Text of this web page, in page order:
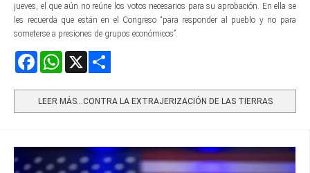
jueves, el que aún no reúne los votos necesarios para su aprobación. En ella se
les recuerda que están en el Congreso “para responder al pueblo y no para
someterse a presiones de grupos económicos”.
FacebookWhatsApp
LEER MÁS…CONTRA LA EXTRAJERIZACIÓN DE LAS TIERRAS